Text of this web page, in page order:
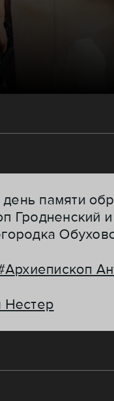
день памяти
Гродненский
Нестер